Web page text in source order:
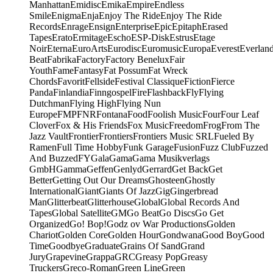
ManhattanEmidiscEmikaEmpireEndless
SmileEnigmaEnjaEnjoy The RideEnjoy The Ride
RecordsEnrageEnsignEnterpriseEpicEpitaphErased
TapesEratoErmitageEschoESP-DiskEstrusEtage
NoirEternaEuroArtsEurodiscEuromusicEuropaEverest
BeatFabrikaFactoryFactory BeneluxFair
YouthFameFantasyFat PossumFat Wreck
ChordsFavoritFellsideFestival ClassiqueFictionFierce
PandaFinlandiaFinngospelFireFlashbackFlyFlying
DutchmanFlying HighFlying Nun
EuropeFMPFNRFontanaFoodFoolish MusicFourFour Leaf
CloverFox & His FriendsFox MusicFreedomFrogFrom The
Jazz VaultFrontierFrontiersFrontiers Music SRLFueled By
RamenFull Time HobbyFunk GarageFusionFuzz ClubFuzzed
And BuzzedFYGalaGamaGama Musikverlags
GmbHGammaGeffenGenlydGerrardGet BackGet
BetterGetting Out Our DreamsGhosteenGhostly
InternationalGiantGiants Of JazzGigGingerbread
ManGlitterbeatGlitterhouseGlobalGlobal Records And
TapesGlobal SatelliteGMGo BeatGo DiscsGo Get
OrganizedGo! Bop!Godz ov War ProductionsGolden
ChariotGolden CoreGolden HourGondwanaGood BoyGood
TimeGoodbyeGraduateGrains Of SandGrand
JuryGrapevineGrappaGRCGreasy PopGreasy
TruckersGreco-RomanGreen LineGreen